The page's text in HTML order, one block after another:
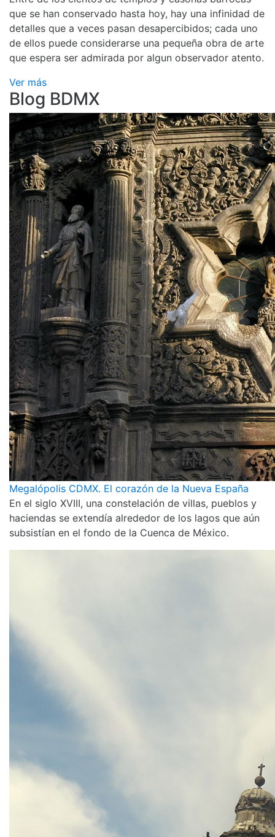
que se han conservado hasta hoy, hay una infinidad de
detalles que a veces pasan desapercibidos; cada uno
de ellos puede considerarse una pequeña obra de arte
que espera ser admirada por algun observador atento.
Ver más
Blog BDMX
Megalópolis CDMX. El corazón de la Nueva España
En el siglo XVIII, una constelación de villas, pueblos y
haciendas se extendía alrededor de los lagos que aún
subsistían en el fondo de la Cuenca de México.